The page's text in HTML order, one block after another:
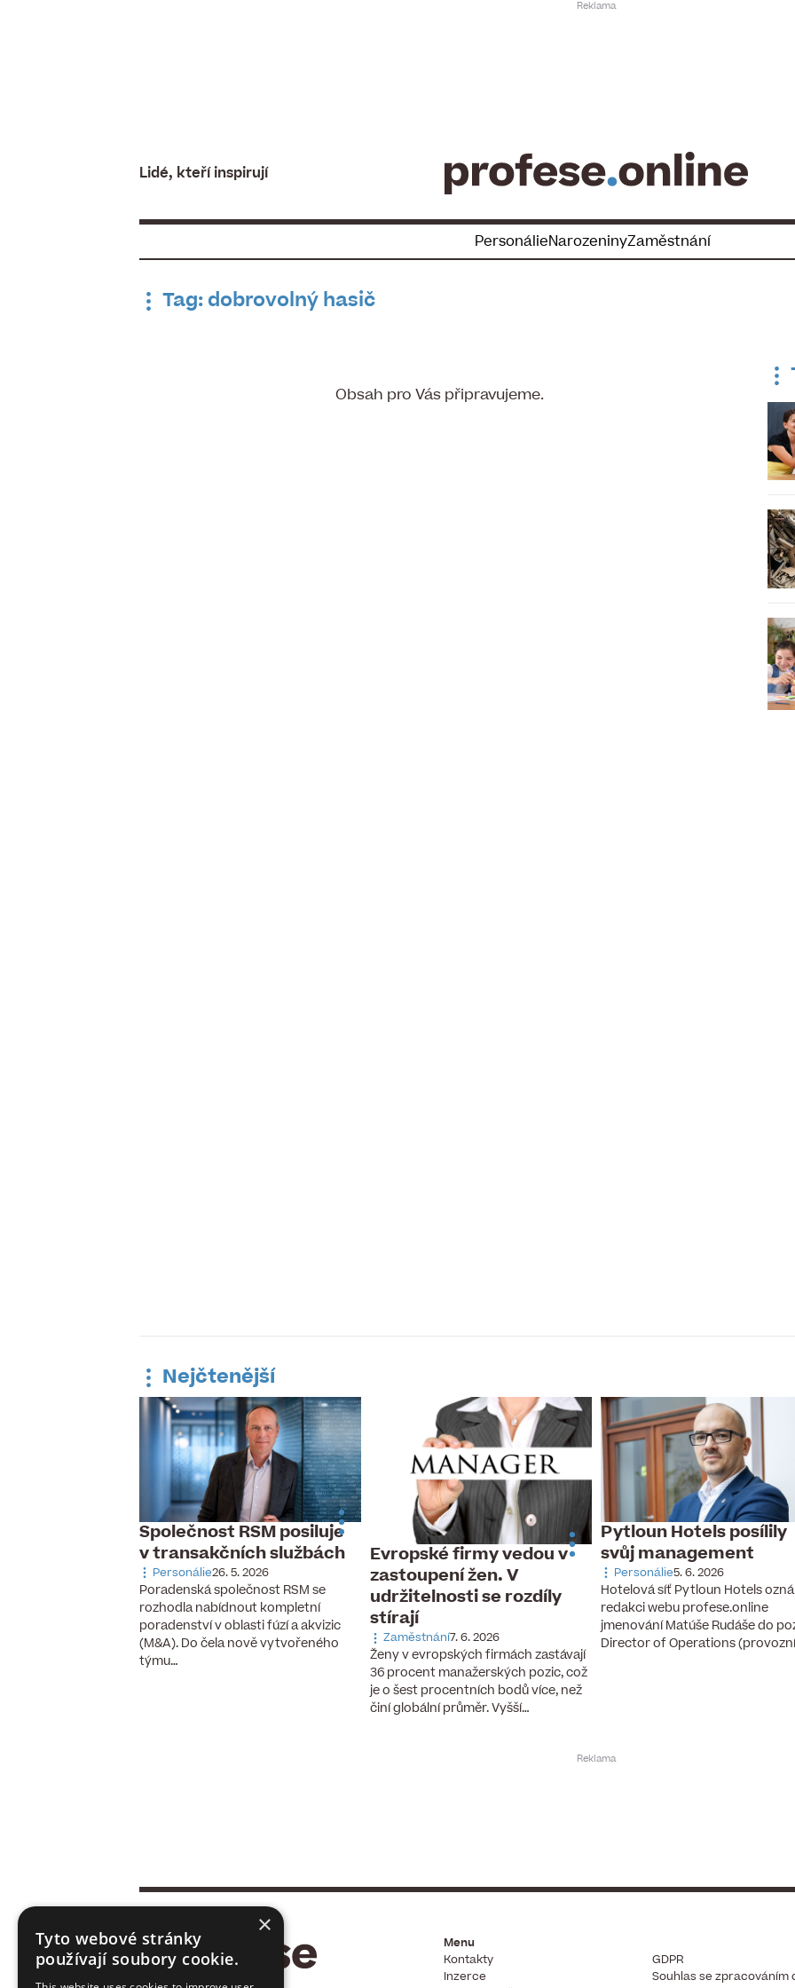
Lidé, kteří inspirují
PersonálieNarozeninyZaměstnání
Tag: dobrovolný hasič
Obsah pro Vás připravujeme.
Nejčtenější
Společnost RSM posiluje
v transakčních službách
Personálie26. 5. 2026
Poradenská společnost RSM se
rozhodla nabídnout kompletní
poradenství v oblasti fúzí a akvizic
(M&A). Do čela nově vytvořeného
týmu…
Evropské firmy vedou v
zastoupení žen. V
udržitelnosti se rozdíly
stírají
Zaměstnání7. 6. 2026
Ženy v evropských firmách zastávají
36 procent manažerských pozic, což
je o šest procentních bodů více, než
činí globální průměr. Vyšší…
Pytloun Hotels posílily
svůj management
Personálie5. 6. 2026
Hotelová síť Pytloun Hotels
redakci webu profese.online
jmenování Matúše Rudáše do
Director of Operations
Menu
Kontakty
Inzerce
GDPR
Souhlas se zpracováním
×
Tyto webové stránky
používají soubory cookie.